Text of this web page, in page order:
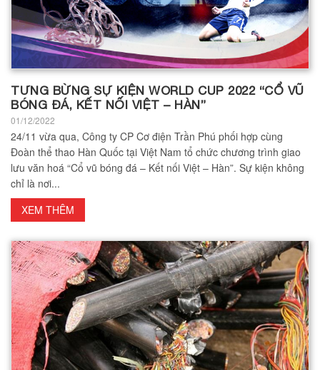
TƯNG BỪNG SỰ KIỆN WORLD CUP 2022 “CỔ VŨ
BÓNG ĐÁ, KẾT NỐI VIỆT – HÀN”
01/12/2022
24/11 vừa qua, Công ty CP Cơ điện Trần Phú phối hợp cùng
Đoàn thể thao Hàn Quốc tại Việt Nam tổ chức chương trình giao
lưu văn hoá “Cổ vũ bóng đá – Kết nối Việt – Hàn”. Sự kiện không
chỉ là nơi...
XEM THÊM